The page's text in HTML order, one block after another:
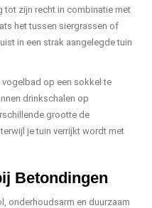
tot zijn recht in combinatie met
het tussen siergrassen of
in een strak aangelegde tuin
vogelbad op een sokkel te
drinkschalen op
grootte de
je tuin verrijkt wordt met
Betondingen
onderhoudsarm en duurzaam